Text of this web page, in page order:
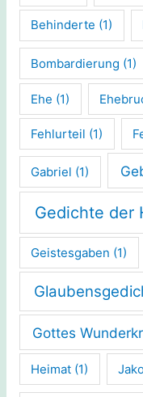
Behinderte (1)
Bombardierung (1)
Ehe (1)
Fehlurteil (1)
Gabriel (1)
Gedichte der
Geistesgaben (1)
Gottes
Heimat (1)